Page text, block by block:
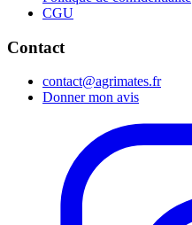
CGU
Contact
contact@agrimates.fr
Donner mon avis